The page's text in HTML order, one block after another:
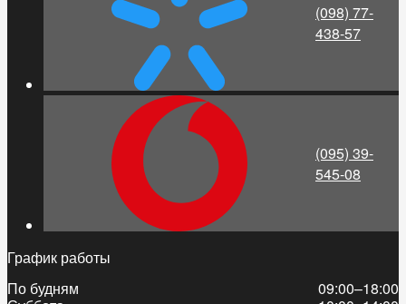
(098) 77-
438-57
(095) 39-
545-08
График работы
По будням
09:00–18:00